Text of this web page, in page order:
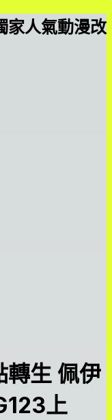
家人氣動漫改
轉生 佩伊
上